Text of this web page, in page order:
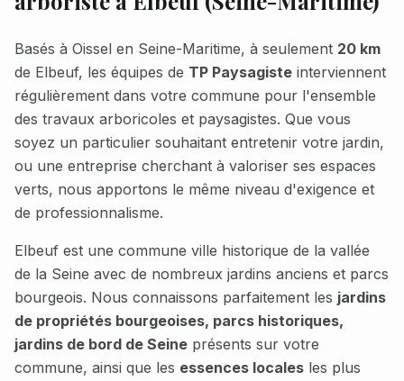
Basés à Oissel en Seine-Maritime, à seulement 20 km
de Elbeuf, les équipes de TP Paysagiste interviennent
régulièrement dans votre commune pour l'ensemble
des travaux arboricoles et paysagistes. Que vous
soyez un particulier souhaitant entretenir votre jardin,
ou une entreprise cherchant à valoriser ses espaces
verts, nous apportons le même niveau d'exigence et
de professionnalisme.
Elbeuf est une commune ville historique de la vallée
de la Seine avec de nombreux jardins anciens et parcs
bourgeois. Nous connaissons parfaitement les jardins
de propriétés bourgeoises, parcs historiques,
jardins de bord de Seine présents sur votre
commune, ainsi que les essences locales les plus